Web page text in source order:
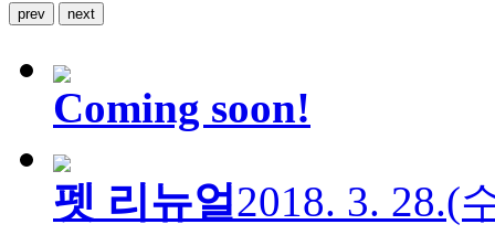
prev next
Coming soon!
펫 리뉴얼2018. 3. 28.(